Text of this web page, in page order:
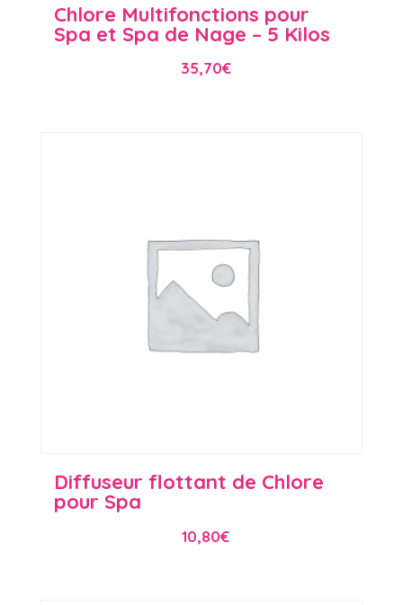
Chlore Multifonctions pour
Spa et Spa de Nage – 5 Kilos
35,70€
Diffuseur flottant de Chlore
pour Spa
10,80€